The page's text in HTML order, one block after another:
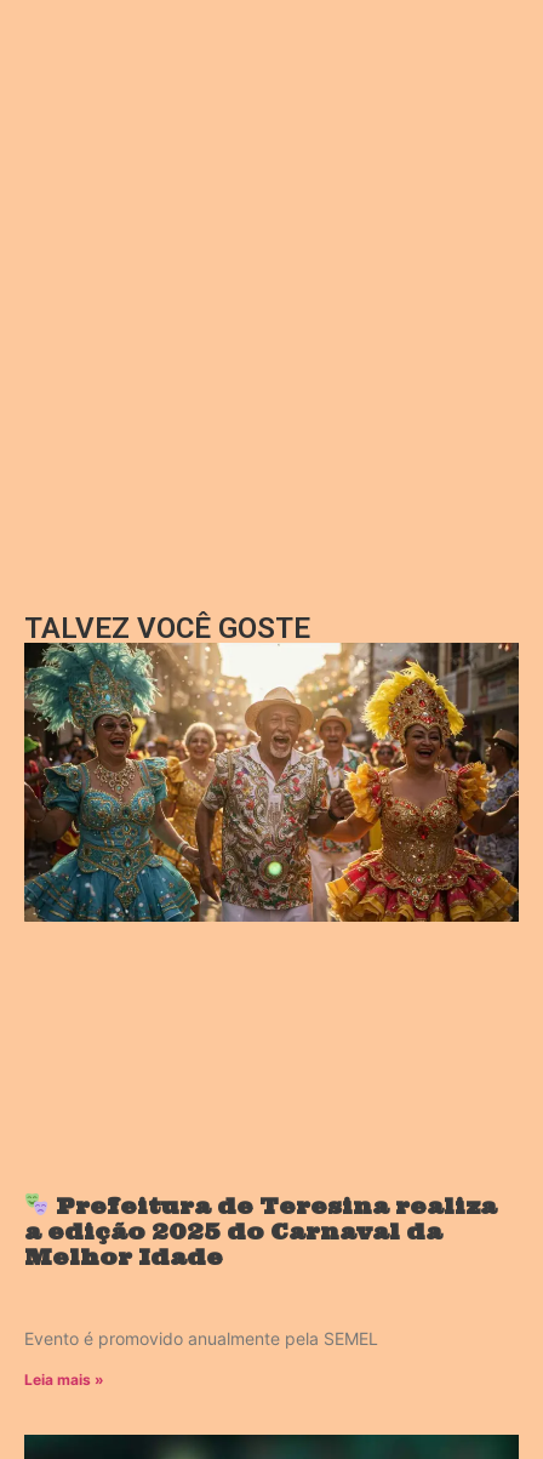
TALVEZ VOCÊ GOSTE
Prefeitura de Teresina realiza
a edição 2025 do Carnaval da
Melhor Idade
Evento é promovido anualmente pela SEMEL
Leia mais »